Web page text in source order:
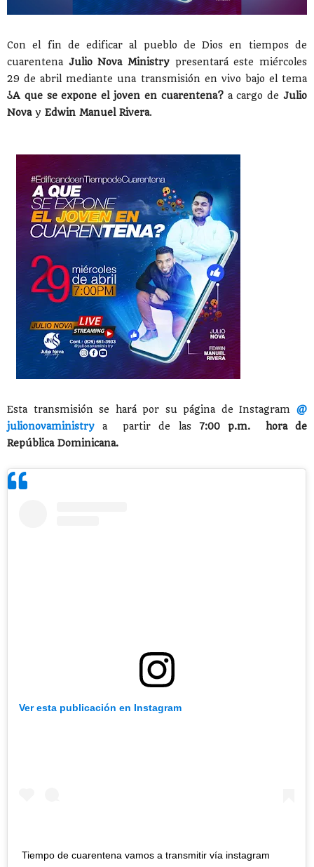
Con el fin de edificar al pueblo de Dios en tiempos de
cuarentena Julio Nova Ministry presentará este miércoles
29 de abril mediante una transmisión en vivo bajo el tema
¿A que se expone el joven en cuarentena? a cargo deJulio
Novay Edwin Manuel Rivera.
Esta transmisión se hará por su página de Instagram @
julionovaministry
a partir de las7:00 p.m.
hora de
República Dominicana.
Ver esta publicación en Instagram
Tiempo de cuarentena vamos a transmitir vía instagram